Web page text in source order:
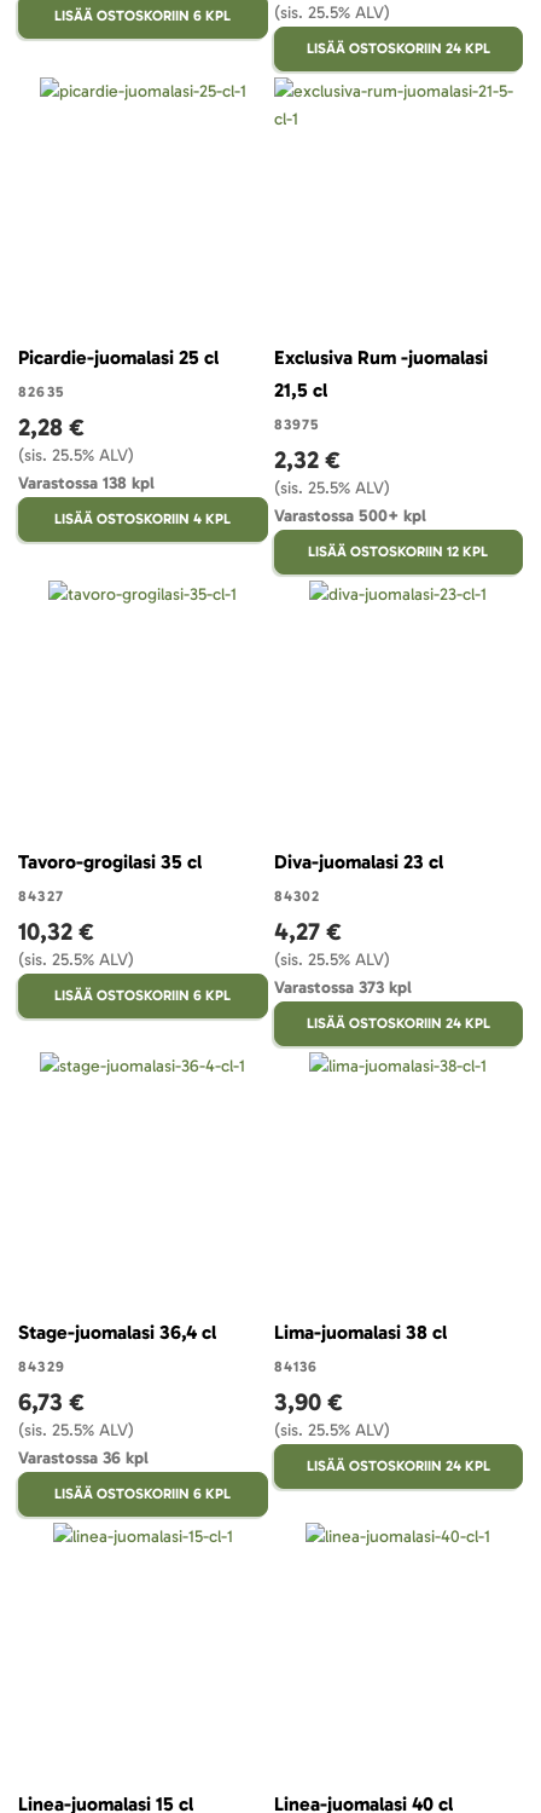
LISÄÄ OSTOSKORIIN 6 KPL (sis. 25.5% ALV)
LISÄÄ OSTOSKORIIN 24 KPL
Picardie-juomalasi 25 cl
82635
2,28 €
(sis. 25.5% ALV)
Varastossa 138 kpl
LISÄÄ OSTOSKORIIN 4 KPL
Exclusiva Rum -juomalasi
21,5 cl
83975
2,32 €
(sis. 25.5% ALV)
Varastossa 500+ kpl
LISÄÄ OSTOSKORIIN 12 KPL
Tavoro-grogilasi 35 cl
84327
10,32 €
(sis. 25.5% ALV)
LISÄÄ OSTOSKORIIN 6 KPL
Diva-juomalasi 23 cl
84302
4,27 €
(sis. 25.5% ALV)
Varastossa 373 kpl
LISÄÄ OSTOSKORIIN 24 KPL
Stage-juomalasi 36,4 cl
84329
6,73 €
(sis. 25.5% ALV)
Varastossa 36 kpl
LISÄÄ OSTOSKORIIN 6 KPL
Lima-juomalasi 38 cl
84136
3,90 €
(sis. 25.5% ALV)
LISÄÄ OSTOSKORIIN 24 KPL
Linea-juomalasi 15 cl Linea-juomalasi 40 cl